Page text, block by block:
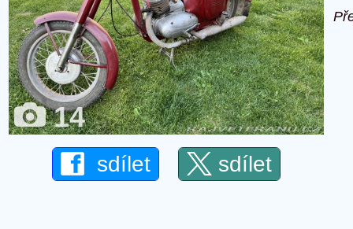
14
sdílet sdílet